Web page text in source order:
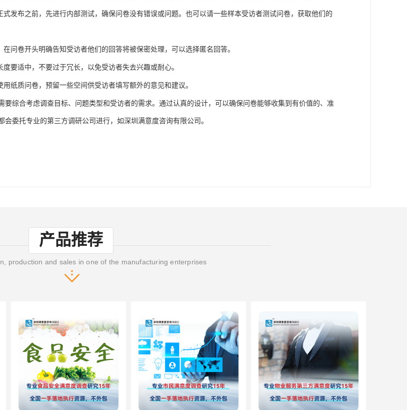
式发布之前，先进行内部测试，确保问卷没有错误或问题。也可以请一些样本受访者测试问卷，获取他们的
在问卷开头明确告知受访者他们的回答将被保密处理，可以选择匿名回答。
度要适中，不要过于冗长，以免受访者失去兴趣或耐心。
用纸质问卷，预留一些空间供受访者填写额外的意见和建议。
要综合考虑调查目标、问题类型和受访者的需求。通过认真的设计，可以确保问卷能够收集到有价值的、准
会委托专业的第三方调研公司进行， 如深圳满意度咨询有限公司。
产品推荐
production and sales in one of the manufacturing enterprises